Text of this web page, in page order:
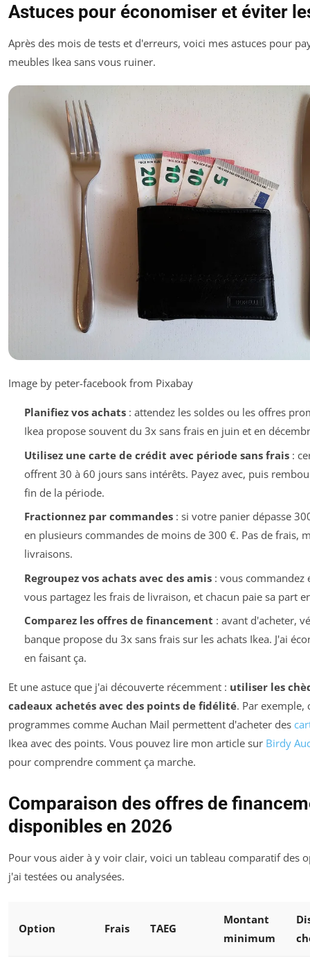
Astuces pour économiser et éviter
Après des mois de tests et d'erreurs, voici mes astuces pour
meubles Ikea sans vous ruiner.
Image by peter-facebook from Pixabay
Planifiez vos achats: attendez les soldes ou les offres
Ikea propose souvent du 3x sans frais en juin et en
Utilisez une carte de crédit avec période sans frais:
offrent 30 à 60 jours sans intérêts. Payez avec, puis
fin de la période.
Fractionnez par commandes: si votre panier dépasse
en plusieurs commandes de moins de 300 €. Pas de frais,
livraisons.
Regroupez vos achats avec des amis: vous commandez
vous partagez les frais de livraison, et chacun paie sa part
Comparez les offres de financement : avant d'acheter,
banque propose du 3x sans frais sur les achats Ikea. J'ai
en faisant ça.
Et une astuce que j'ai découverte récemment : utiliser les
cadeaux achetés avec des points de fidélité. Par exemple,
programmes comme Auchan Mail permettent d'acheter des
Ikea avec des points. Vous pouvez lire mon article sur Birdy
pour comprendre comment ça marche.
Comparaison des offres de
disponibles en 2026
Pour vous aider à y voir clair, voici un tableau comparatif des
j'ai testées ou analysées.
Option Frais TAEG
Montant
minimum